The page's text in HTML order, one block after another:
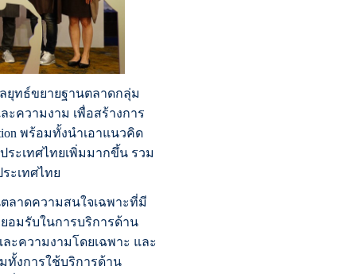
ยุทธ์ขยายฐานตลาดกลุ่ม
ะความงาม เพื่อสร้างการ
พร้อมทั้งนำเอาแนวคิด
ระเทศไทยเพิ่มมากขึ้น รวม
ะเทศไทย
ลาดความสนใจเฉพาะที่มี
อมรับในการบริการด้าน
ะความงามโดยเฉพาะ และ
ทั้งการใช้บริการด้าน